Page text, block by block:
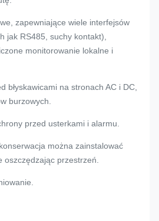
zapewniające wiele interfejsów
jak RS485, suchy kontakt),
monitorowanie lokalne i
błyskawicami na stronach AC i DC,
burzowych.
przed usterkami i alarmu.
można zainstalować
oszczędzając przestrzeń.